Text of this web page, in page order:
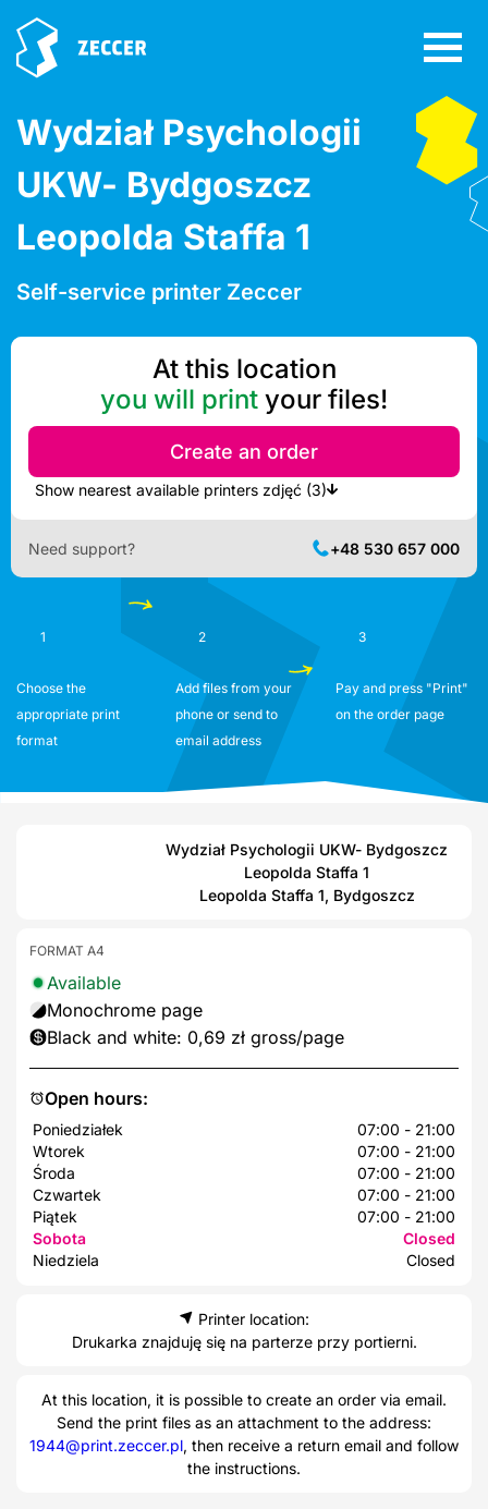
Wydział Psychologii
UKW- Bydgoszcz
Leopolda Staffa 1
Self-service printer Zeccer
At this location
you will print your files!
Create an order
Show nearest available printers zdjęć (3)
Need support? +48 530 657 000
1
Choose the
appropriate print
format
2
Add files from your
phone or send to
email address
3
Pay and press "Print"
on the order page
Wydział Psychologii UKW- Bydgoszcz
Leopolda Staffa 1
Leopolda Staffa 1, Bydgoszcz
Open hours:
Poniedziałek
07:00 - 21:00
Wtorek
07:00 - 21:00
Środa
07:00 - 21:00
Czwartek
07:00 - 21:00
Piątek
07:00 - 21:00
Sobota
Closed
Niedziela
Closed
FORMAT A4
Available
Monochrome page
Black and white: 0,69 zł gross/page
Printer location:
Drukarka znajduję się na parterze przy portierni.
At this location, it is possible to create an order via email.
Send the print files as an attachment to the address:
1944@print.zeccer.pl, then receive a return email and follow
the instructions.